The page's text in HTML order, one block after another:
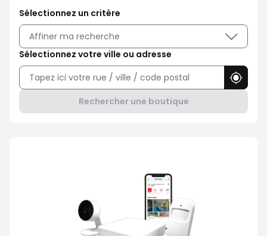
Sélectionnez un critère
Affiner ma recherche
Sélectionnez votre ville ou adresse
Rechercher une boutique